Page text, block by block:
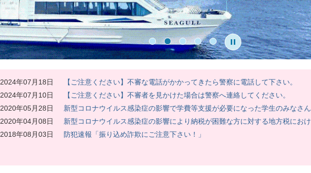
1 2 3 4 5
Stop
2024年07月18日
【ご注意ください】不審な電話がかかってきたら警察に電話して下さい。
2024年07月10日
【ご注意ください】不審者を見かけた場合は警察へ連絡してください。
2020年05月28日
新型コロナウイルス感染症の影響で学費等支援が必要になった学生のみなさ
2020年04月08日
新型コロナウイルス感染症の影響により納税が困難な方に対する地方税にお
2018年08月03日
防犯速報「振り込め詐欺にご注意下さい！」